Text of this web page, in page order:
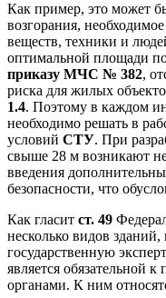
Как пример, это может
возгорания,
веществ, техники и
оптимальной площади
приказу МЧС № 382,
риска для жилых
1.4. Поэтому в каждом
необходимо решать в
условий СТУ. При
свыше 28 м возникают
введения
безопасности, что
Как гласит ст. 49
несколько видов
государственную
является обязательной
органами. К ним